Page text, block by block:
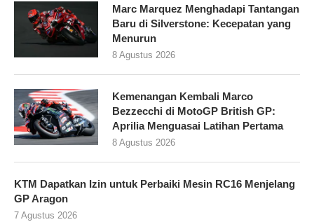
Marc Marquez Menghadapi Tantangan
Baru di Silverstone: Kecepatan yang
Menurun
8 Agustus 2026
Kemenangan Kembali Marco
Bezzecchi di MotoGP British GP:
Aprilia Menguasai Latihan Pertama
8 Agustus 2026
KTM Dapatkan Izin untuk Perbaiki Mesin RC16 Menjelang
GP Aragon
7 Agustus 2026